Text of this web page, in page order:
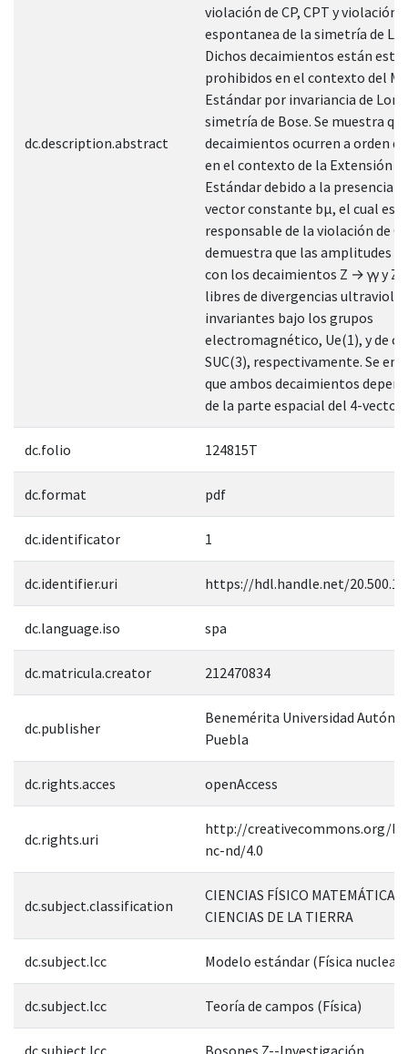
dc.description.abstract
violación de CP, CPT y violación
espontanea de la simetría de
Dichos decaimientos están
prohibidos en el contexto del
Estándar por invariancia de
simetría de Bose. Se muestra
decaimientos ocurren a orden
en el contexto de la Extensión
Estándar debido a la presencia
vector constante bµ, el cual es
responsable de la violación de
demuestra que las amplitudes
con los decaimientos Z → γγ y Z
libres de divergencias
invariantes bajo los grupos
electromagnético, Ue(1), y de
SUC(3), respectivamente. Se
que ambos decaimientos
de la parte espacial del 4-vector
dc.folio 124815T
dc.format pdf
dc.identificator 1
dc.identifier.uri https://hdl.handle.net/
dc.language.iso spa
dc.matricula.creator 212470834
dc.publisher
Benemérita Universidad
Puebla
dc.rights.acces openAccess
dc.rights.uri
http://creativecommons.org/
nc-nd/4.0
dc.subject.classification
CIENCIAS FÍSICO MATEMÁTICAS
CIENCIAS DE LA TIERRA
dc.subject.lcc Modelo estándar (Física nuclear)
dc.subject.lcc Teoría de campos (Física)
dc.subject.lcc Bosones Z--Investigación